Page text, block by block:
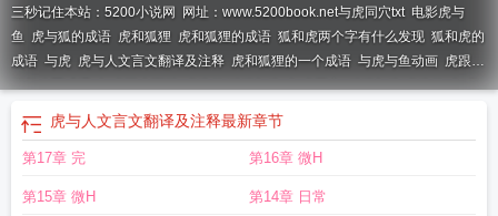
三秒记住本站：5200小说网 网址：www.5200book.net与虎同穴txt 电影虎与
鱼 虎与狐的成语 虎和狐狸 虎和狐狸的成语 狐和虎两个字有什么发现 狐和虎的
成语 与虎 虎与人文言文翻译及注释 虎和狐狸的一个成语 与虎与鱼动画 虎跟狐
狸怎么写成语与虎谋皮百科虎狼传/狐狸与狼与虎同穴狐狸与狼/虎狼传与虎
是什么意思
虎和狐狸什么成语
虎与人文言文翻译及注释最新章节
第17章 完 第16章 微H
第15章 微H 第14章 日常